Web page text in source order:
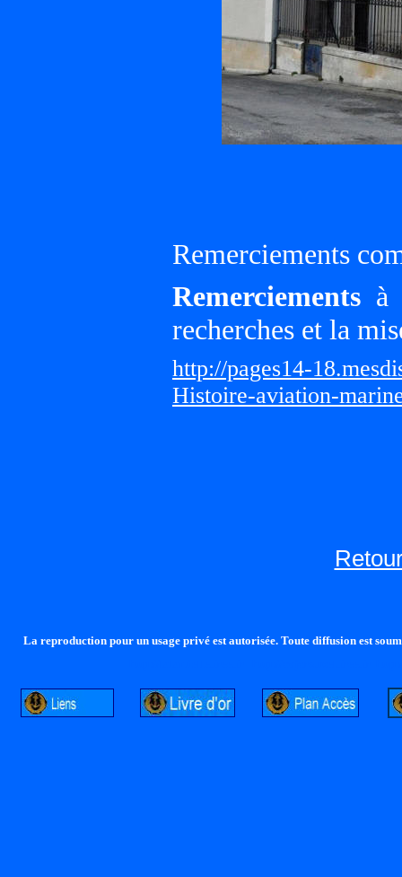
Remerciements
Remerciements à
recherches et la
http://pages14-
Histoire-aviation-
La reproduction pour un usage privé est autorisée. Toute diffusion est